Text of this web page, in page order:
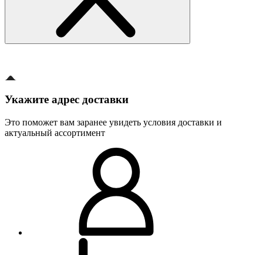
Укажите адрес доставки
Это поможет вам заранее увидеть условия доставки и
актуальный ассортимент